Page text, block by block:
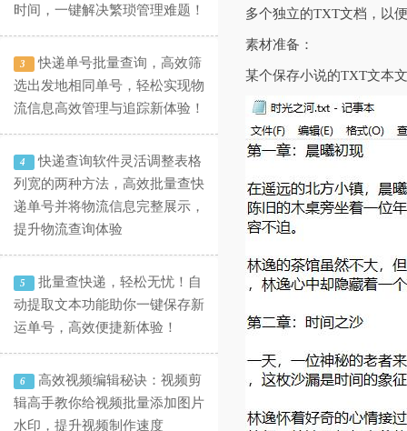
时间，一键解决繁琐管理难题！
3
快递单号批量查询，高效筛
选出发地相同单号，轻松实现物
流信息高效管理与追踪新体验！
4
快递查询软件灵活调整表格
列宽的两种方法，高效批量查快
递单号并将物流信息完整展示，
提升物流查询体验
5
批量查快递，轻松无忧！自
动提取文本功能助你一键保存新
运单号，高效便捷新体验！
6
高效视频编辑秘诀：视频剪
辑高手教你给视频批量添加图片
水印，提升视频制作速度
多个独立的TXT文档，以
素材准备：
某个保存小说的TXT文本